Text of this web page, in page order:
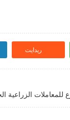
ريدايت